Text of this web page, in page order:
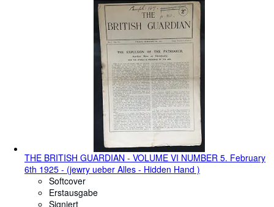
THE BRITISH GUARDIAN - VOLUME VI NUMBER 5. February
6th 1925 - (jewry ueber Alles - Hidden Hand )
Softcover
Erstausgabe
Signiert